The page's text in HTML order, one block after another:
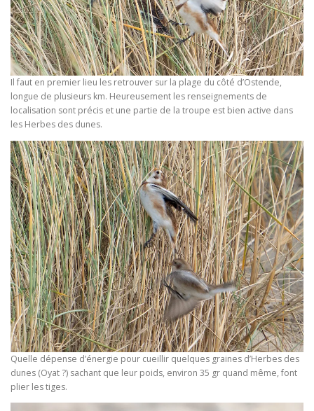
Il faut en premier lieu les retrouver sur la plage du côté d’Ostende,
longue de plusieurs km. Heureusement les renseignements de
localisation sont précis et une partie de la troupe est bien active dans
les Herbes des dunes.
Quelle dépense d’énergie pour cueillir quelques graines d’Herbes des
dunes (Oyat ?) sachant que leur poids, environ 35 gr quand même, font
plier les tiges.